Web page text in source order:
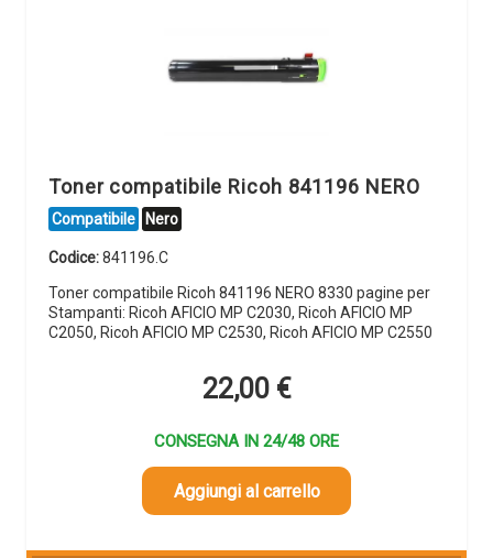
Toner compatibile Ricoh 841196 NERO
Compatibile Nero
Codice:841196.C
Toner compatibile Ricoh 841196 NERO 8330 pagine per
Stampanti: Ricoh AFICIO MP C2030, Ricoh AFICIO MP
C2050, Ricoh AFICIO MP C2530, Ricoh AFICIO MP C2550
22,00 €
CONSEGNA IN 24/48 ORE
Aggiungi al carrello